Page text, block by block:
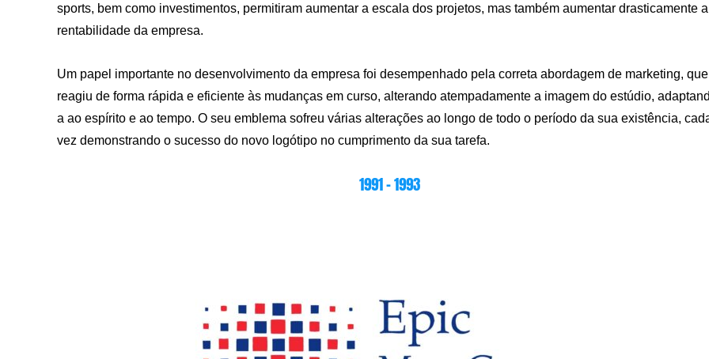
sports, bem como investimentos, permitiram aumentar a escala dos projetos, mas também aumentar drasticamente a
rentabilidade da empresa.
Um papel importante no desenvolvimento da empresa foi desempenhado pela correta abordagem de marketing, que
reagiu de forma rápida e eficiente às mudanças em curso, alterando atempadamente a imagem do estúdio,
a ao espírito e ao tempo. O seu emblema sofreu várias alterações ao longo de todo o período da sua existência,
vez demonstrando o sucesso do novo logótipo no cumprimento da sua tarefa.
1991 – 1993